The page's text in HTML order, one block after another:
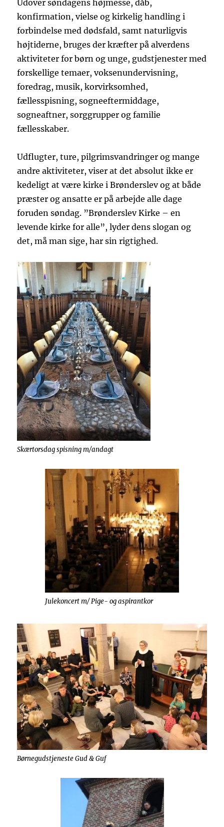
Udover søndagens højmesse, dåb,
konfirmation, vielse og kirkelig handling i
forbindelse med dødsfald, samt naturligvis
højtiderne, bruges der kræfter på alverdens
aktiviteter for børn og unge, gudstjenester med
forskellige temaer, voksenundervisning,
foredrag, musik, korvirksomhed,
fællesspisning, sogneeftermiddage,
sogneaftner, sorggrupper og familie
fællesskaber.
Udflugter, ture, pilgrimsvandringer og mange
andre aktiviteter, viser at det absolut ikke er
kedeligt at være kirke i Brønderslev og at både
præster og ansatte er på arbejde alle dage
foruden søndag. ”Brønderslev Kirke – en
levende kirke for alle”, lyder dens slogan og
det, må man sige, har sin rigtighed.
Skærtorsdag spisning m/andagt
Julekoncert m/ Pige- og aspirantkor
Børnegudstjeneste Gud & Guf